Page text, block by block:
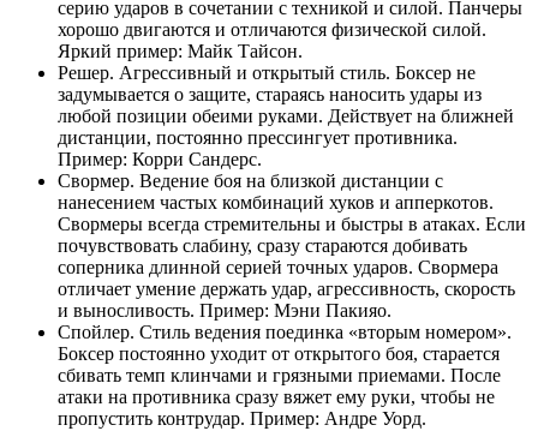
серию ударов в сочетании с техникой и силой. Панчеры
хорошо двигаются и отличаются физической силой.
Яркий пример: Майк Тайсон.
Решер. Агрессивный и открытый стиль. Боксер не
задумывается о защите, стараясь наносить удары из
любой позиции обеими руками. Действует на ближней
дистанции, постоянно прессингует противника.
Пример: Корри Сандерс.
Свормер. Ведение боя на близкой дистанции с
нанесением частых комбинаций хуков и апперкотов.
Свормеры всегда стремительны и быстры в атаках. Если
почувствовать слабину, сразу стараются добивать
соперника длинной серией точных ударов. Свормера
отличает умение держать удар, агрессивность, скорость
и выносливость. Пример: Мэни Пакияо.
Спойлер. Стиль ведения поединка «вторым номером».
Боксер постоянно уходит от открытого боя, старается
сбивать темп клинчами и грязными приемами. После
атаки на противника сразу вяжет ему руки, чтобы не
пропустить контрудар. Пример: Андре Уорд.